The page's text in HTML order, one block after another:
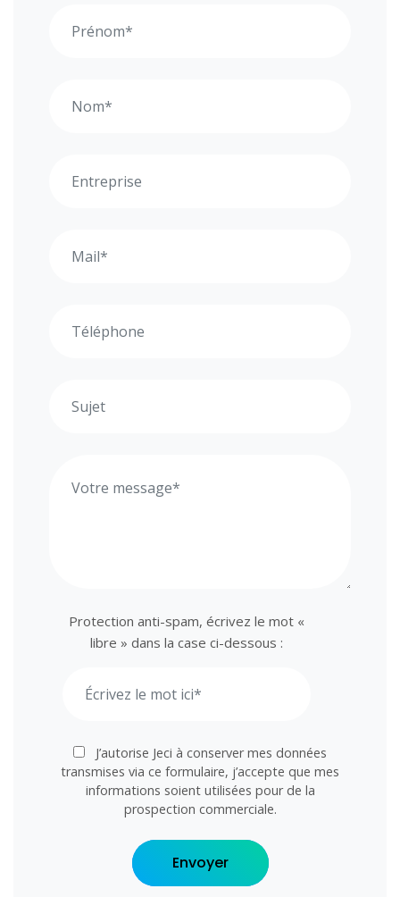
Protection anti-spam, écrivez le mot «
libre » dans la case ci-dessous :
J’autorise Jeci à conserver mes données
transmises via ce formulaire, j’accepte que mes
informations soient utilisées pour de la
prospection commerciale.
Envoyer